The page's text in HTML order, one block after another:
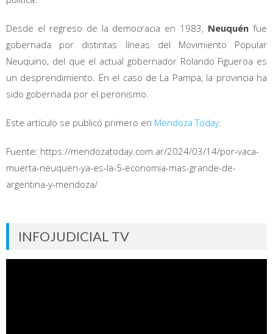
Desde el regreso de la democracia en 1983, Neuquén fue
gobernada por distintas líneas del Movimiento Popular
Neuquino, del que el actual gobernador Rolando Figueroa es
un desprendimiento. En el caso de La Pampa, la provincia ha
sido gobernada por el peronismo.
Este artículo se publicó primero en Mendoza Today
Fuente: https://mendozatoday.com.ar/2024/03/14/por-vaca-
muerta-neuquen-ya-es-la-5-economia-mas-grande-de-
argentina-y-mendoza/
INFOJUDICIAL TV